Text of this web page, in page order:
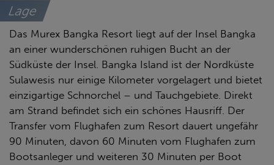
Lage
Das Murex Bangka Resort liegt auf der Insel Bangka
an einer wunderschönen ruhigen Bucht an der
Südküste der Insel. Bangka Island ist der Nordküste
Sulawesis nur einige Kilometer vorgelagert und bietet
einzigartige Schnorchel – und Tauchgebiete. Direkt
am Strand befindet sich ein schönes Hausriff. Der
Transfer vom Flughafen zum Resort dauert ungefähr
90 Minuten, davon 60 Minuten vom Flughafen zum
Bootsanleger und weiteren 30 Minuten per Boot